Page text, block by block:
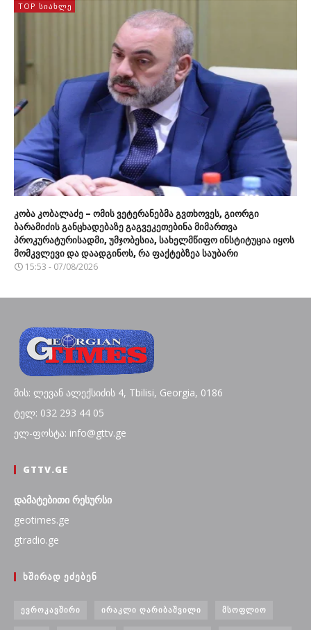
TOP ᲡᲘᲐᲮᲚᲔ
კობა კობალაძე – ომის ვეტერანებმა გვთხოვეს, გიორგი
ბარამიძის განცხადებაზე გაგვეკეთებინა მიმართვა
პროკურატურისადმი, უმჯობესია, სახელმწიფო ინსტიტუცია იყოს
მომკვლევი და დაადგინოს, რა ფაქტებზეა საუბარი
15:53 - 07/08/2026
მის: ლევან ალექსიძის 4, Tbilisi, Georgia, 0186
ტელ: 032 293 44 05
ელ-ფოსტა: info@gttv.ge
GTTV.GE
დამატებითი რესურსი
geotimes.ge
gtradio.ge
ᲮᲨᲘᲠᲐᲓ ᲔᲫᲔᲑᲔᲜ
ᲔᲕᲠᲝᲙᲐᲕᲨᲘᲠᲘ ᲘᲠᲐᲙᲚᲘ ᲦᲐᲠᲘᲑᲐᲨᲕᲘᲚᲘ ᲛᲡᲝᲤᲚᲘᲝ